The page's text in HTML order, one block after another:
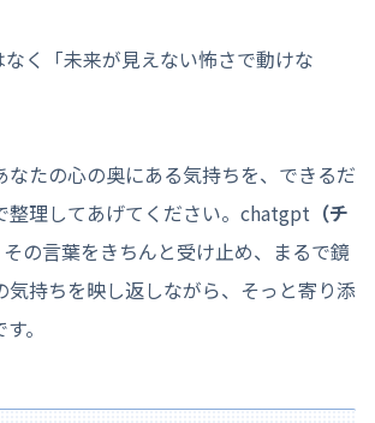
なく「未来が見えない怖さで動けな
なたの心の奥にある気持ちを、できるだ
整理してあげてください。chatgpt （チ
の言葉をきちんと受け止め、まるで鏡
気持ちを映し返しながら、そっと寄り添
。